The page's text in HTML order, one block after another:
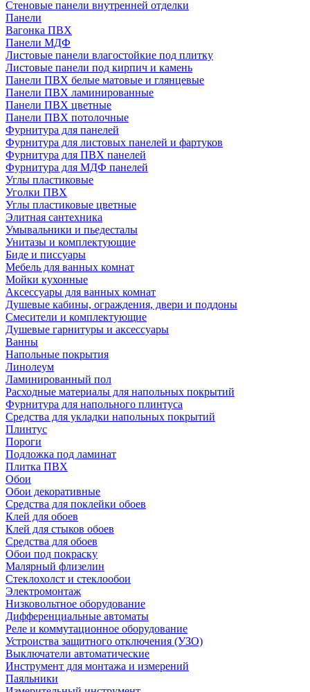
Стеновые панели внутренней отделки
Панели
Вагонка ПВХ
Панели МДФ
Листовые панели влагостойкие под плитку
Листовые панели под кирпич и камень
Панели ПВХ белые матовые и глянцевые
Панели ПВХ ламинированные
Панели ПВХ цветные
Панели ПВХ потолочные
Фурнитура для панелей
Фурнитура для листовых панелей и фартуков
Фурнитура для ПВХ панелей
Фурнитура для МДФ панелей
Углы пластиковые
Уголки ПВХ
Углы пластиковые цветные
Элитная сантехника
Умывальники и пьедесталы
Унитазы и комплектующие
Биде и писсуары
Мебель для ванных комнат
Мойки кухонные
Аксессуары для ванных комнат
Душевые кабины, ограждения, двери и поддоны
Смесители и комплектующие
Душевые гарнитуры и аксессуары
Ванны
Напольные покрытия
Линолеум
Ламинированный пол
Расходные материалы для напольных покрытий
Фурнитура для напольного плинтуса
Средства для укладки напольных покрытий
Плинтус
Пороги
Подложка под ламинат
Плитка ПВХ
Обои
Обои декоративные
Средства для поклейки обоев
Клей для обоев
Клей для стыков обоев
Средства для обоев
Обои под покраску
Малярный флизелин
Стеклохолст и стеклообои
Электромонтаж
Низковольтное оборудование
Дифференциальные автоматы
Реле и коммутационное оборудование
Устроиства защитного отключения (УЗО)
Выключатели автоматические
Инструмент для монтажа и измерений
Паяльники